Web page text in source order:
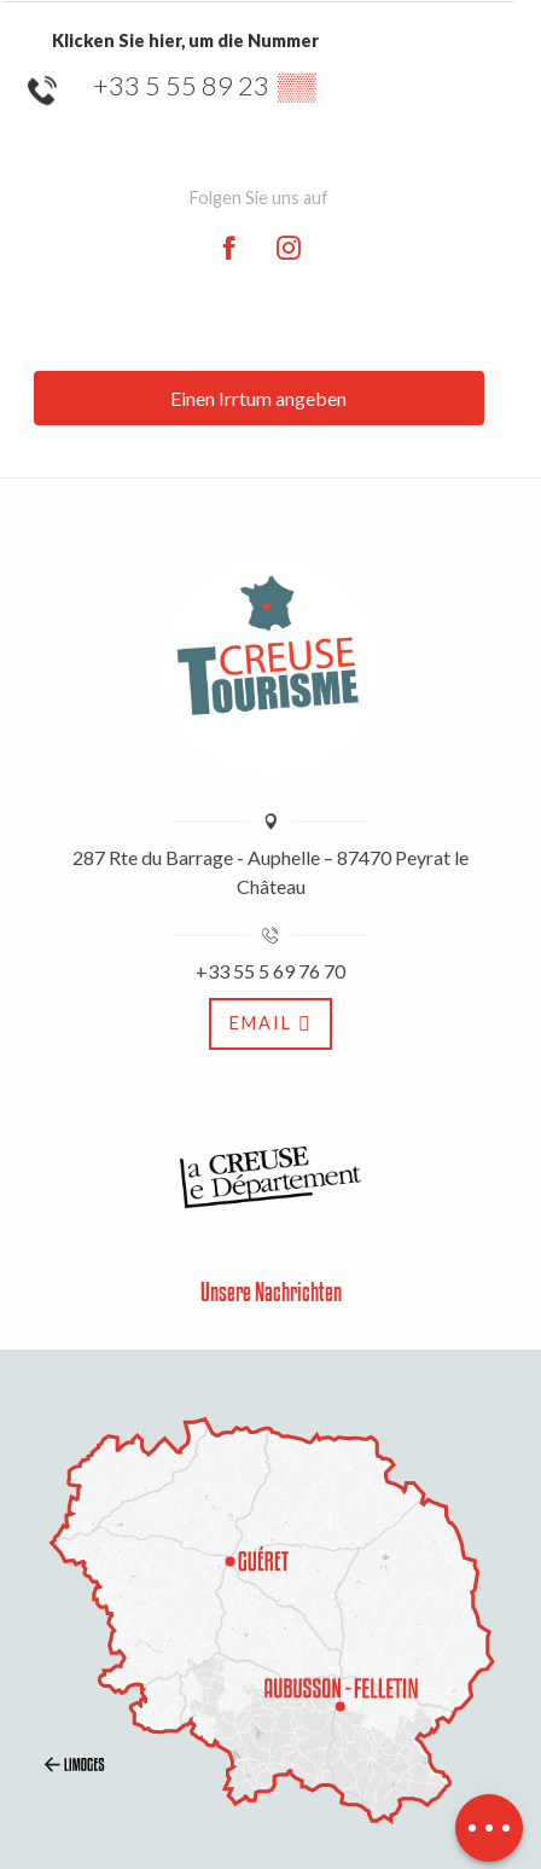
Preise
Per E-Mail
kontaktieren
Klicken Sie hier, um die Nummer
+33 5 55 89 23 ▒▒
Folgen Sie uns auf
Einen Irrtum angeben
287 Rte du Barrage - Auphelle – 87470 Peyrat le
Château
+33 55 5 69 76 70
EMAIL
Unsere Nachrichten